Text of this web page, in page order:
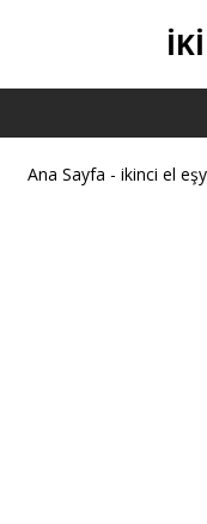
Ana Sayfa - ikinci el